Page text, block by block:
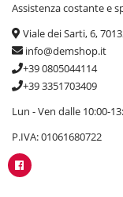
Assistenza costante e
Viale dei Sarti, 6,
info@demshop.it
+39 0805044114
+39 3351703409
Lun - Ven dalle 10:00-
P.IVA: 01061680722